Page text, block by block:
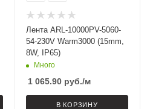
Лента ARL-10000PV-5060-
54-230V Warm3000 (15mm,
8W, IP65)
Много
1 065.90руб./м
В КОРЗИНУ